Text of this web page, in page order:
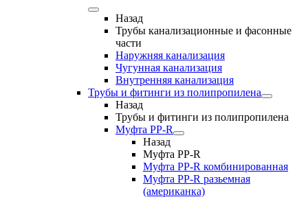
Назад
Трубы канализационные и фасонные
части
Наружняя канализация
Чугунная канализация
Внутренняя канализация
Трубы и фитинги из полипропилена
Назад
Трубы и фитинги из полипропилена
Муфта PP-R
Назад
Муфта PP-R
Муфта РР-R комбинированная
Муфта РР-R разьемная
(американка)